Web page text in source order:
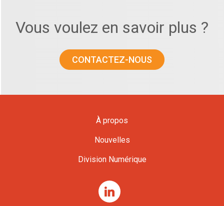
Vous voulez en savoir plus ?
CONTACTEZ-NOUS
À propos
Nouvelles
Division Numérique